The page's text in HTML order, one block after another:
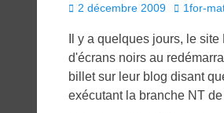
Posted
2 décembre 2009 Author
1for-
Il y a quelques jours, le
d'écrans noirs au
billet sur leur blog disant
exécutant la branche NT